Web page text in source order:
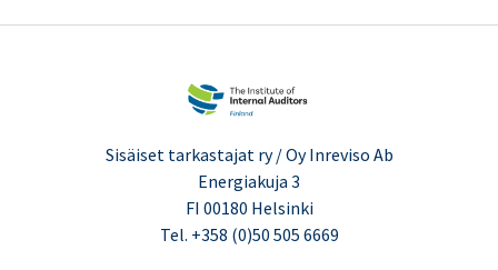
Sisäiset tarkastajat ry / Oy Inreviso Ab
Energiakuja 3
FI 00180 Helsinki
Tel. +358 (0)50 505 6669